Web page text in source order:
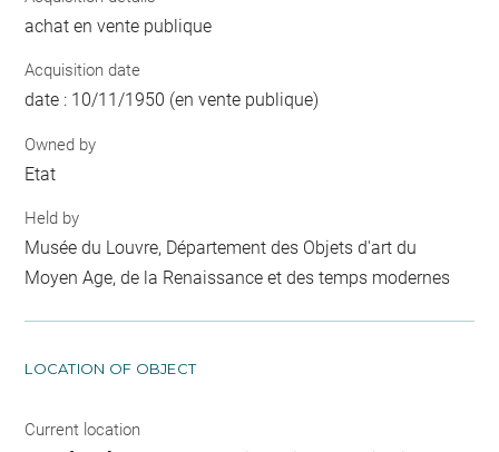
achat en vente publique
Acquisition date
date : 10/11/1950 (en vente publique)
Owned by
Etat
Held by
Musée du Louvre, Département des Objets d'art du
Moyen Age, de la Renaissance et des temps modernes
LOCATION OF OBJECT
Current location